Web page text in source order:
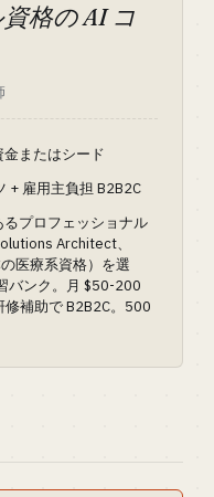
格の AI コ
またはシード
+ 雇用主負担 B2B2C
プロフェッショナル
Architect、
の医療系資格）を選
バンク。月 $50-200
修補助で B2B2C。500